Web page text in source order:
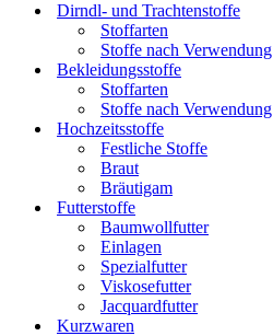
Dirndl- und Trachtenstoffe
Stoffarten
Stoffe nach Verwendung
Bekleidungsstoffe
Stoffarten
Stoffe nach Verwendung
Hochzeitsstoffe
Festliche Stoffe
Braut
Bräutigam
Futterstoffe
Baumwollfutter
Einlagen
Spezialfutter
Viskosefutter
Jacquardfutter
Kurzwaren